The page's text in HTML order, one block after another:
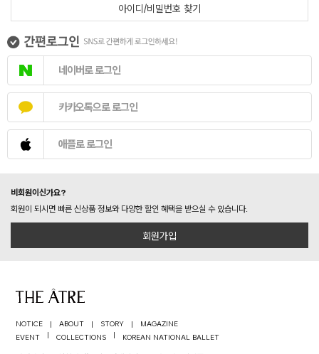
아이디/비밀번호 찾기
네이버로 로그인
카카오톡으로 로그인
애플로 로그인
비회원이신가요?
회원이 되시면 빠른 신상품 정보와 다양한 할인 혜택을 받으실 수 있습니다.
회원가입
NOTICE | ABOUT | STORY |
MAGAZINE
EVENT
| COLLECTIONS | KOREAN NATIONAL BALLET